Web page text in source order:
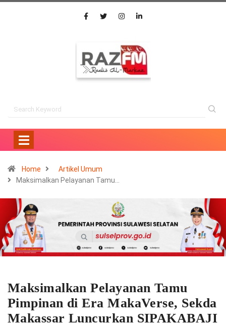
Home
Artikel Umum
Maksimalkan Pelayanan Tamu…
Maksimalkan Pelayanan Tamu
Pimpinan di Era MakaVerse, Sekda
Makassar Luncurkan SIPAKABAJI